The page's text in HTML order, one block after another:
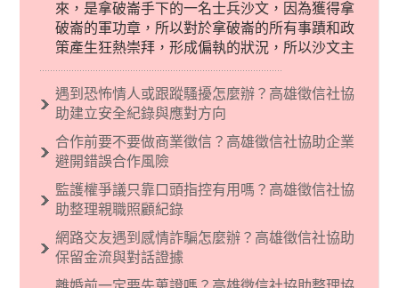
來，是拿破崙手下的一名士兵沙文，因為獲得拿
破崙的軍功章，所以對於拿破崙的所有事蹟和政
策產生狂熱崇拜，形成偏執的狀況，所以沙文主
義後來就被拿來暗指偏見和歧視，而且有沙文主
義傾向的人，通常對於自己的國家和民族有超強
烈的卓越感，因而瞧不起其他國家的人，所以沙
現了男性沙文…
遇到恐怖情人或跟蹤騷擾怎麼辦？高雄徵信社協
助建立安全紀錄與應對方向
合作前要不要做商業徵信？高雄徵信社協助企業
避開錯誤合作風險
監護權爭議只靠口頭指控有用嗎？高雄徵信社協
助整理親職照顧紀錄
網路交友遇到感情詐騙怎麼辦？高雄徵信社協助
保留金流與對話證據